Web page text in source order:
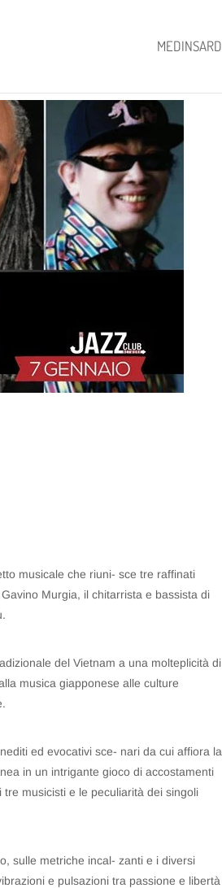
MEDINSARD
musicale che riuni- sce tre raffinati
Murgia, il chitarrista e bassista di
del Vietnam a una molteplicità di
musica giapponese alle culture
ed evocativi sce- nari da cui affiora la
in un intrigante gioco di accostamenti
musicisti e le peculiarità dei singoli
sulle metriche incal- zanti e i diversi
e pulsazioni tra passione e libertà